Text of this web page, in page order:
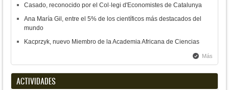
Casado, reconocido por el Col·legi d'Economistes de Catalunya
Ana María Gil, entre el 5% de los científicos más destacados del
mundo
Kacprzyk, nuevo Miembro de la Academia Africana de Ciencias
Más
ACTIVIDADES